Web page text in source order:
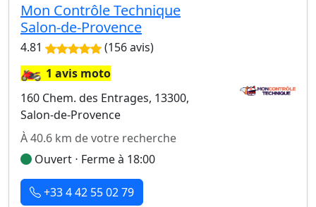
Mon Contrôle Technique
Salon-de-Provence
4.81 (156 avis)
🏍️1 avis moto
160 Chem. des Entrages, 13300,
Salon-de-Provence
À 40.6 km de votre recherche
Ouvert ⋅ Ferme à 18:00
+33 4 42 55 02 79